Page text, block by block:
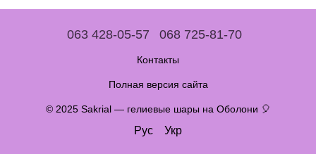
063 428-05-57 068 725-81-70
Контакты
Полная версия сайта
© 2025 Sakrial — гелиевые шары на Оболони 🎈
Рус Укр